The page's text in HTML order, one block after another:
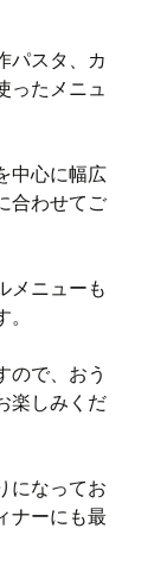
パスタ、カ
ったメニュ
中心に幅広
合わせてご
メニューも
ので、おう
楽しみくだ
になってお
ナーにも最